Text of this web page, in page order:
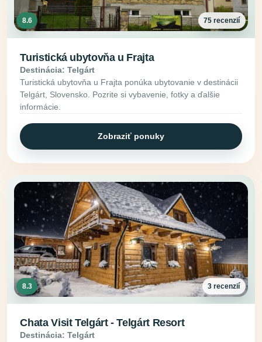
8.6 75 recenzií
Turistická ubytovňa u Frajta
Destinácia: Telgárt
Turistická ubytovňa u Frajta ponúka ubytovanie v destinácii
Telgárt, Slovensko. Pozrite si vybavenie, fotky a ďalšie
informácie.
Zobraziť ponuky
8.3 3 recenzií
Chata Visit Telgárt - Telgárt Resort
Destinácia: Telgárt